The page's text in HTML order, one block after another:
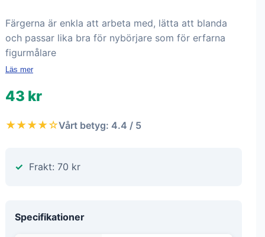
Färgerna är enkla att arbeta med, lätta att blanda
och passar lika bra för nybörjare som för erfarna
figurmålare
Läs mer
43 kr
★★★★☆Vårt betyg: 4.4 / 5
Frakt: 70 kr
Specifikationer